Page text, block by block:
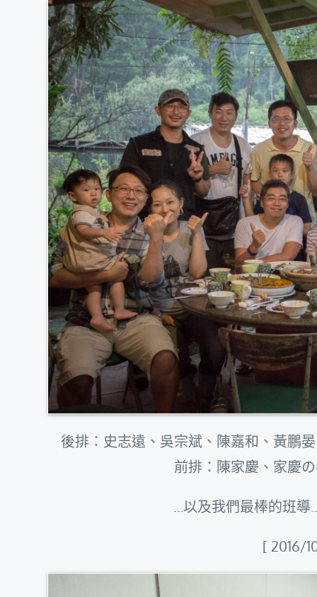
後排：史志遠、吳宗斌、陳嘉和、黃鵬
前排：陳家慶、家慶
…以及我們最棒的班導
[ 2016/